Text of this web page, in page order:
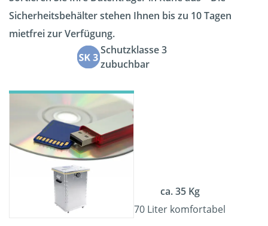
Sicherheitsbehälter stehen Ihnen bis zu 10 Tagen
mietfrei zur Verfügung.
Schutzklasse 3
zubuchbar
ca. 35 Kg
70 Liter komfortabel